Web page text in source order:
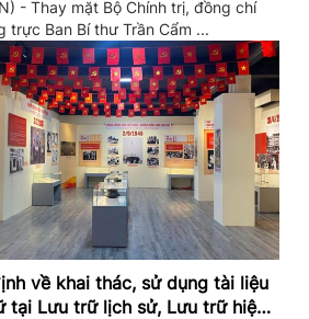
- Thay mặt Bộ Chính trị, đồng chí
trực Ban Bí thư Trần Cẩm ...
về khai thác, sử dụng tài liệu
tại Lưu trữ lịch sử, Lưu trữ hiện